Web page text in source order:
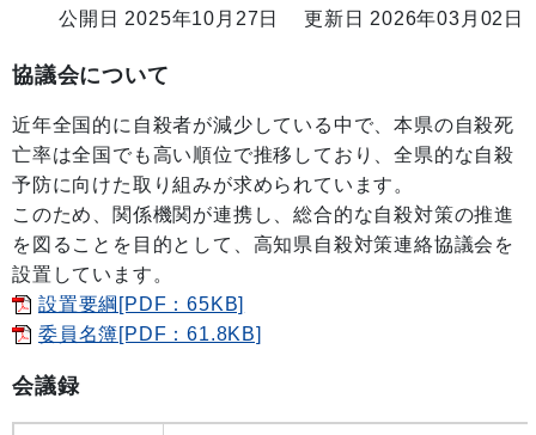
公開日 2025年10月27日
更新日 2026年03月02日
協議会について
近年全国的に自殺者が減少している中で、本県の自殺死
亡率は全国でも高い順位で推移しており、全県的な自殺
予防に向けた取り組みが求められています。
このため、関係機関が連携し、総合的な自殺対策の推進
を図ることを目的として、高知県自殺対策連絡協議会を
設置しています。
設置要綱[PDF：65KB]
委員名簿[PDF：61.8KB]
会議録